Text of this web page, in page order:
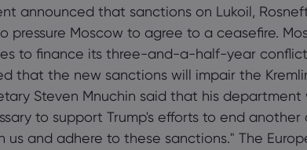
announced that sanctions on Lukoil,
pressure Moscow to agree to a ceasefire.
to finance its three-and-a-half-year conflict
that the new sanctions will impair the
Steven Mnuchin said that his
to support Trump's efforts to end another
and adhere to these sanctions." The